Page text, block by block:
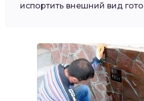
испортить внешний вид